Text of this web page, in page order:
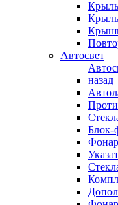
Автосвет
назад
Блок-